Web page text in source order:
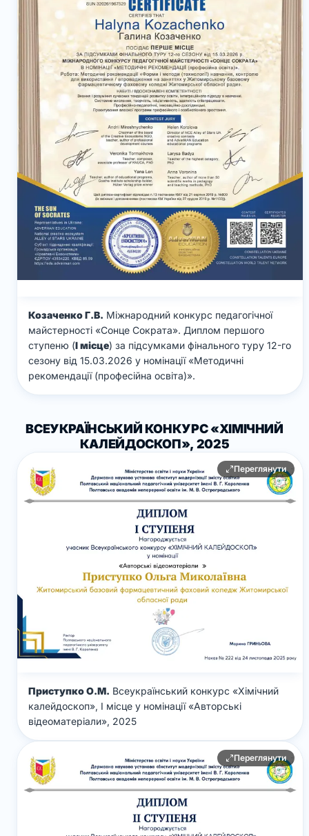
Козаченко Г.В. Міжнародний конкурс педагогічної
майстерності «Сонце Сократа». Диплом першого
ступеню (І місце) за підсумками фінального туру 12-го
сезону від 15.03.2026 у номінації «Методичні
рекомендації (професійна освіта)».
ВСЕУКРАЇНСЬКИЙ КОНКУРС «ХІМІЧНИЙ
КАЛЕЙДОСКОП», 2025
Переглянути
Приступко О.М. Всеукраїнський конкурс «Хімічний
калейдоскоп», І місце у номінації «Авторські
відеоматеріали», 2025
Переглянути